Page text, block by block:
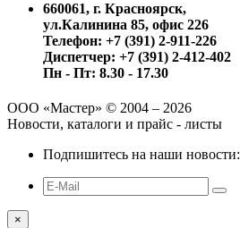
660061, г. Красноярск,
ул.Калинина 85, офис 226
Телефон: +7 (391) 2-911-226
Диспетчер: +7 (391) 2-412-402
Пн - Пт: 8.30 - 17.30
ООО «Мастер» © 2004 – 2026
Новости, каталоги и прайс - листы
Подпишитесь на наши новости:
×